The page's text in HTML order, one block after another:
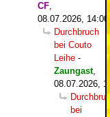
CF,
08.07.2026, 14:00
Durchbruch
bei Couto
Leihe -
Zaungast,
08.07.2026,
bei